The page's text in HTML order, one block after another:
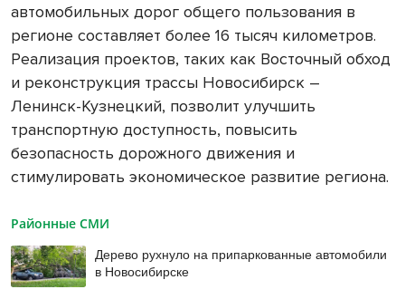
автомобильных дорог общего пользования в
регионе составляет более 16 тысяч километров.
Реализация проектов, таких как Восточный обход
и реконструкция трассы Новосибирск –
Ленинск-Кузнецкий, позволит улучшить
транспортную доступность, повысить
безопасность дорожного движения и
стимулировать экономическое развитие региона.
Районные СМИ
Дерево рухнуло на припаркованные автомобили
в Новосибирске